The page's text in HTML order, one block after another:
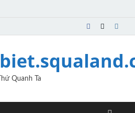
Quanh Ta